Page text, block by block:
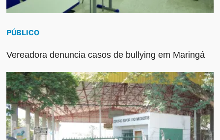
PÚBLICO
Vereadora denuncia casos de bullying em Maringá